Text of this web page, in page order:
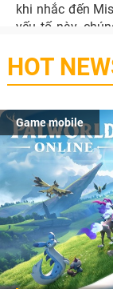
khi nhắc đến
yếu tố này,
tương lai.
HOT
Game mobile